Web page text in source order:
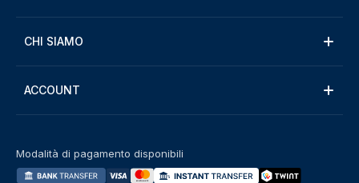
CHI SIAMO
ACCOUNT
Modalità di pagamento disponibili